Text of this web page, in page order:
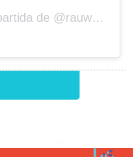
Una publicación compartida de @rauwalejandro